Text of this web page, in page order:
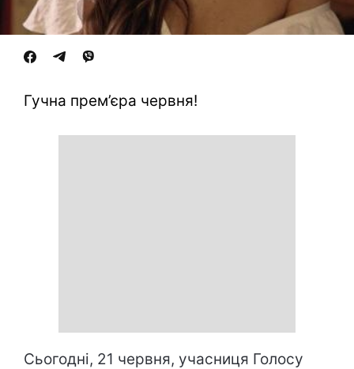
Гучна прем’єра червня!
Сьогодні, 21 червня, учасниця Голосу